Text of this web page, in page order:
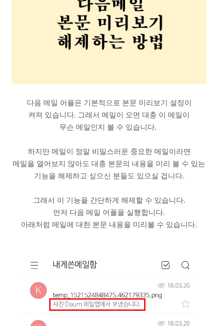
다음 메일 어플은 기본적으로 본문 미리보기 설정이
켜져 있습니다. 그래서 메일이 오면 대충 이 메일이
무슨 메일인지 볼 수 있습니다.
하지만 메일이 정말 비밀스러운 중요한 메일이라면
메일을 열어보지 않아도 대충 본문의 내용을 미리 볼 수 있는
기능을 해제하고 싶으신 분들도 있으실 겁니다.
그래서 이 기능을 간단하게 해제할 수 있습니다.
먼저 다음 메일 어플을 실행합니다.
아래처럼 메일에 대한 본문 내용을 미리볼 수 있습니다.